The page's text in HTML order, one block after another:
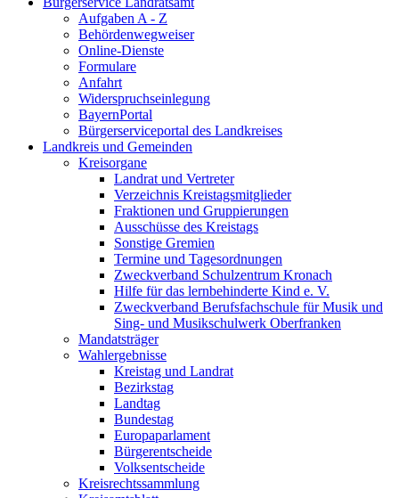
Aufgaben A - Z
Behördenwegweiser
Online-Dienste
Formulare
Anfahrt
Widerspruchseinlegung
BayernPortal
Bürgerserviceportal des Landkreises
Landkreis und Gemeinden
Kreisorgane
Landrat und Vertreter
Verzeichnis Kreistagsmitglieder
Fraktionen und Gruppierungen
Ausschüsse des Kreistags
Sonstige Gremien
Termine und Tagesordnungen
Zweckverband Schulzentrum Kronach
Hilfe für das lernbehinderte Kind e. V.
Zweckverband Berufsfachschule für Musik und
Sing- und Musikschulwerk Oberfranken
Mandatsträger
Wahlergebnisse
Kreistag und Landrat
Bezirkstag
Landtag
Bundestag
Europaparlament
Bürgerentscheide
Volksentscheide
Kreisrechtssammlung